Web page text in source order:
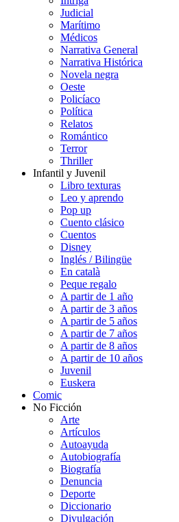
Judicial
Marítimo
Médicos
Narrativa General
Narrativa Histórica
Novela negra
Oeste
Policíaco
Política
Relatos
Romántico
Terror
Thriller
Infantil y Juvenil
Libro texturas
Leo y aprendo
Pop up
Cuento clásico
Cuentos
Disney
Inglés / Bilingüe
En català
Peque regalo
A partir de 1 año
A partir de 3 años
A partir de 5 años
A partir de 7 años
A partir de 8 años
A partir de 10 años
Juvenil
Euskera
Comic
No Ficción
Arte
Artículos
Autoayuda
Autobiografía
Biografía
Denuncia
Deporte
Diccionario
Divulgación